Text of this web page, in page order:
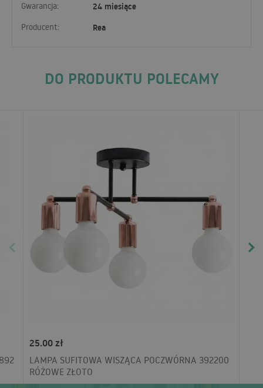
Gwarancja: 24 miesiące
Producent: Rea
DO PRODUKTU POLECAMY
25.00 zł
LAMPA SUFITOWA WISZĄCA POCZWÓRNA 392200
RÓŻOWE ZŁOTO